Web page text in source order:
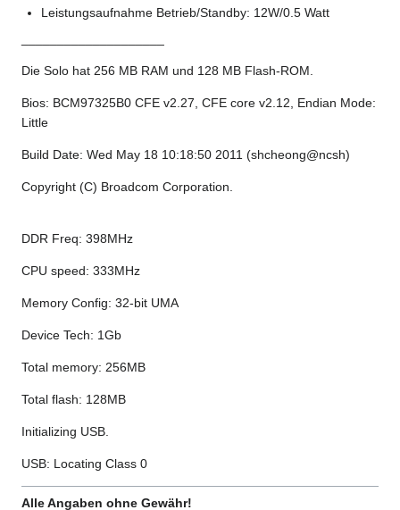
Leistungsaufnahme Betrieb/Standby: 12W/0.5 Watt
Die Solo hat 256 MB RAM und 128 MB Flash-ROM.
Bios: BCM97325B0 CFE v2.27, CFE core v2.12, Endian Mode:
Little
Build Date: Wed May 18 10:18:50 2011 (shcheong@ncsh)
Copyright (C) Broadcom Corporation.
DDR Freq: 398MHz
CPU speed: 333MHz
Memory Config: 32-bit UMA
Device Tech: 1Gb
Total memory: 256MB
Total flash: 128MB
Initializing USB.
USB: Locating Class 0
Alle Angaben ohne Gewähr!